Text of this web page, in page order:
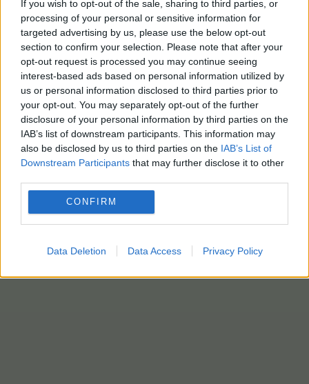
If you wish to opt-out of the sale, sharing to third parties, or
processing of your personal or sensitive information for
targeted advertising by us, please use the below opt-out
section to confirm your selection. Please note that after your
opt-out request is processed you may continue seeing
interest-based ads based on personal information utilized by
us or personal information disclosed to third parties prior to
your opt-out. You may separately opt-out of the further
disclosure of your personal information by third parties on the
IAB’s list of downstream participants. This information may
also be disclosed by us to third parties on the IAB’s List of
Downstream Participants that may further disclose it to other
CONFIRM
Data Deletion Data Access Privacy Policy
lunatics”, and that we are “getting them out”.
Trump is digging in the exact area the Deep
State do not want him to dig. The USAID
holds the paper trail that proves their
criminality!
pic.twitter.com/Pr5Izt44SM
— Clandestine (@WarClandestine)February 3, 2025